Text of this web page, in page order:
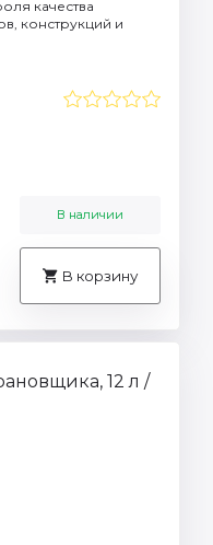
качества
конструкций и
В наличии
В корзину